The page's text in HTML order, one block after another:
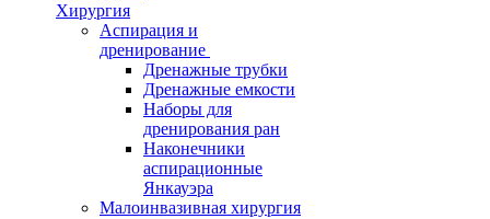
Хирургия
Аспирация и
дренирование
Дренажные трубки
Дренажные емкости
Наборы для
дренирования ран
Наконечники
аспирационные
Янкауэра
Малоинвазивная хирургия